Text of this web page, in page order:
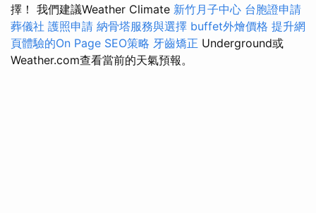
擇！ 我們建議Weather Climate 新竹月子中心 台胞證申請
葬儀社 護照申請 納骨塔服務與選擇 buffet外燴價格 提升網
頁體驗的On Page SEO策略 牙齒矯正 Underground或
Weather.com查看當前的天氣預報。